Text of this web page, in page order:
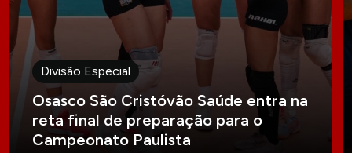
Divisão Especial
Osasco São Cristóvão Saúde entra na
reta final de preparação para o
Campeonato Paulista